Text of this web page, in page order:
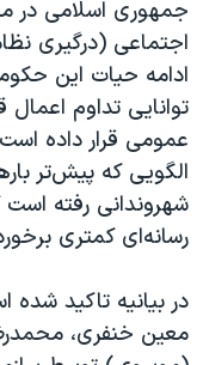
جمهوری اسلامی در
اجتماعی (درگیری
ادامه‌ حیات این
توانایی تداوم
عمومی قرار داده
الگویی که پیش‌تر
شهروندانی رفته
رسانه‌ای کمتری
در بیانیه تاکید
معین خنفری،